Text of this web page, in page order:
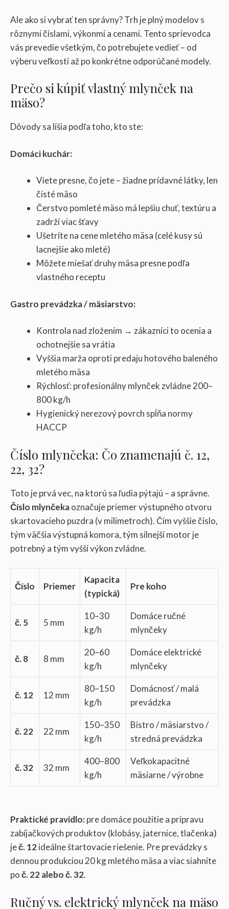
Ale ako si vybrať ten správny? Trh je plný modelov s
rôznymi číslami, výkonmi a cenami. Tento sprievodca
vás prevedie všetkým, čo potrebujete vedieť – od
výberu veľkosti až po konkrétne odporúčané modely.
Prečo si kúpiť vlastný mlynček na
mäso?
Dôvody sa líšia podľa toho, kto ste:
Domáci kuchár:
Viete presne, čo jete – žiadne prídavné látky, len
čisté mäso
Čerstvo pomleté mäso má lepšiu chuť, textúru a
zadrží viac šťavy
Ušetríte na cene mletého mäsa (celé kusy sú
lacnejšie ako mleté)
Môžete miešať druhy mäsa presne podľa
vlastného receptu
Gastro prevádzka / mäsiarstvo:
Kontrola nad zložením → zákazníci to ocenia a
ochotnejšie sa vrátia
Vyššia marža oproti predaju hotového baleného
mletého mäsa
Rýchlosť: profesionálny mlynček zvládne 200–
800 kg/h
Hygienický nerezový povrch spĺňa normy
HACCP
Číslo mlynčeka: Čo znamenajú č. 12,
22, 32?
Toto je prvá vec, na ktorú sa ľudia pýtajú – a správne.
Číslo mlynčekaoznačuje priemer výstupného otvoru
skartovacieho puzdra (v milimetroch). Čím vyššie číslo,
tým väčšia výstupná komora, tým silnejší motor je
potrebný a tým vyšší výkon zvládne.
Číslo Priemer
Kapacita
(typická)
Pre koho
č. 5 5 mm
10–30
kg/h
Domáce ručné
mlynčeky
č. 8 8 mm
20–60
kg/h
Domáce elektrické
mlynčeky
č. 12 12 mm
80–150
kg/h
Domácnosť / malá
prevádzka
č. 22 22 mm
150–350
kg/h
Bistro / mäsiarstvo /
stredná prevádzka
č. 32 32 mm
400–800
kg/h
Veľkokapacitné
mäsiarne / výrobne
Praktické pravidlo:pre domáce použitie a prípravu
zabíjačkových produktov (klobásy, jaternice, tlačenka)
ječ. 12ideálne štartovacie riešenie. Pre prevádzky s
dennou produkciou 20 kg mletého mäsa a viac siahnite
poč. 22 alebo č. 32.
Ručný vs. elektrický mlynček na mäso